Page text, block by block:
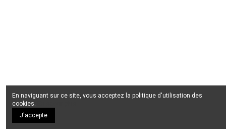
En naviguant sur ce site, vous acceptez la politique d'utilisation des
cookies.
J'accepte